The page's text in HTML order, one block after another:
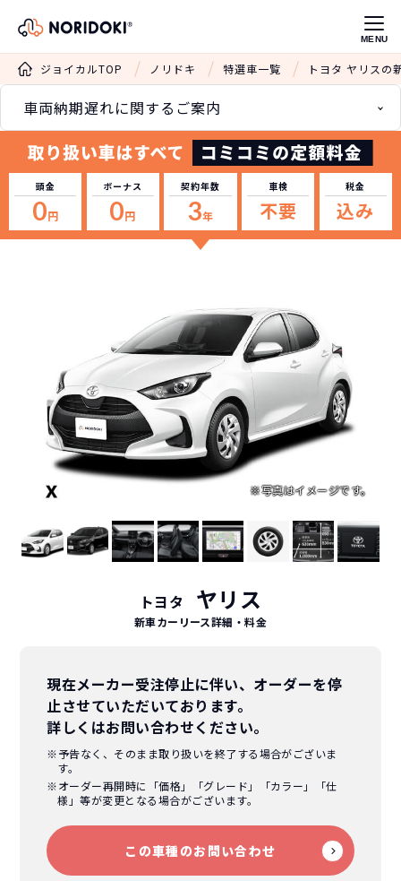
MENU
ジョイカルTOP ノリドキ 特選車一覧 トヨタ ヤリスの
車両納期遅れに関するご案内
頭金
0円
ボーナス
0円
契約年数
3年
車検
不要
税金
込み
トヨタ ヤリス
新車カーリース詳細 ・料金
現在メーカー受注停止に伴い、オーダーを停
止させていただいております。
詳しくはお問い合わせください。
※予告なく、そのまま取り扱いを終了する場合がございま
す。
※オーダー再開時に「価格」「グレード」「カラー」「仕
様」等が変更となる場合がございます。
この車種のお問い合わせ